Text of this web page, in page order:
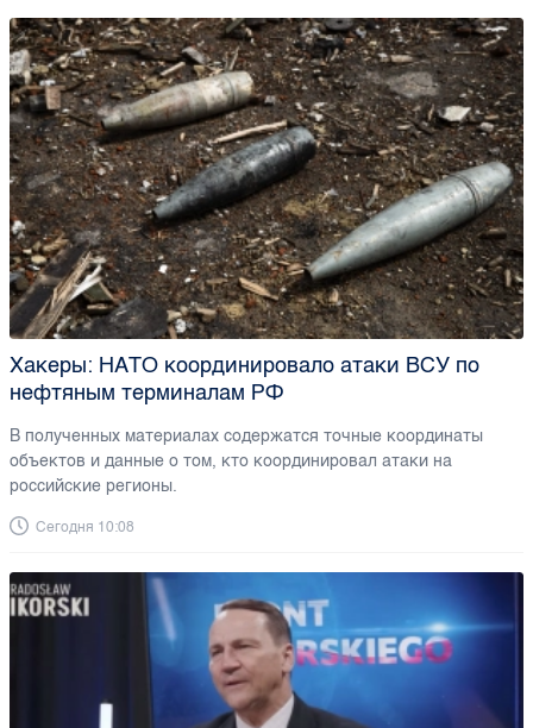
Хакеры: НАТО координировало атаки ВСУ по
нефтяным терминалам РФ
В полученных материалах содержатся точные координаты
объектов и данные о том, кто координировал атаки на
российские регионы.
Сегодня 10:08